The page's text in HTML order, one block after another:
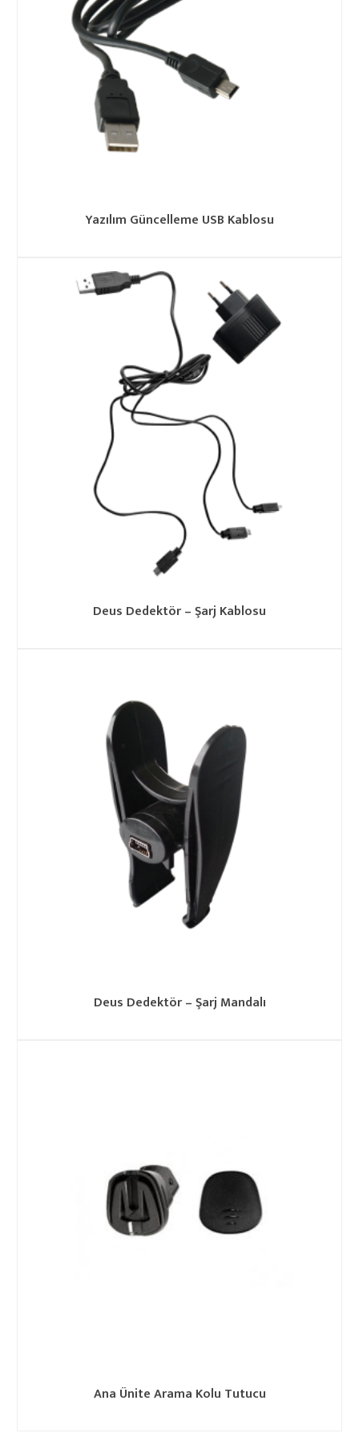
Yazılım Güncelleme USB Kablosu
Deus Dedektör – Şarj Kablosu
Deus Dedektör – Şarj Mandalı
Ana Ünite Arama Kolu Tutucu